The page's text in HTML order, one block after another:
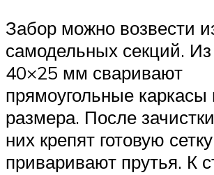
Забор можно возвести
самодельных секций. Из
40×25 мм сваривают
прямоугольные каркасы
размера. После
них крепят готовую
приваривают прутья. К